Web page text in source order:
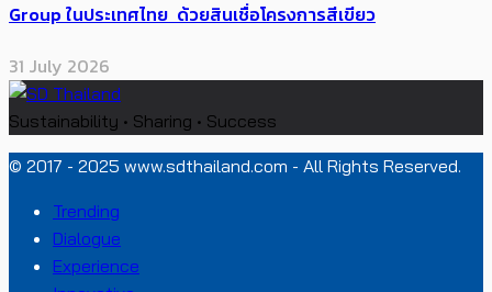
Group ในประเทศไทย ด้วยสินเชื่อโครงการสีเขียว
31 July 2026
Sustainability • Sharing • Success
© 2017 - 2025 www.sdthailand.com - All Rights Reserved.
Trending
Dialogue
Experience